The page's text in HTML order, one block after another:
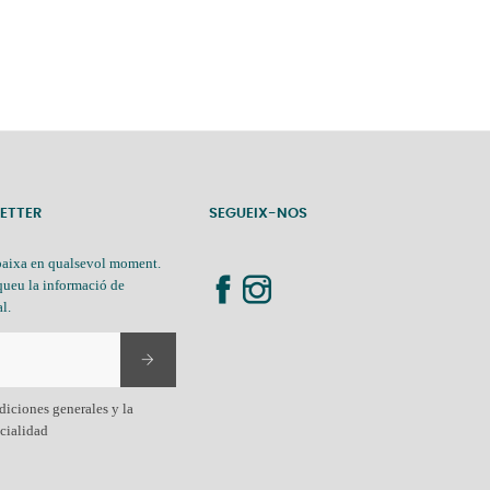
en qualsevol moment.
la informació de
generales y la
SEGUEIX-NOS